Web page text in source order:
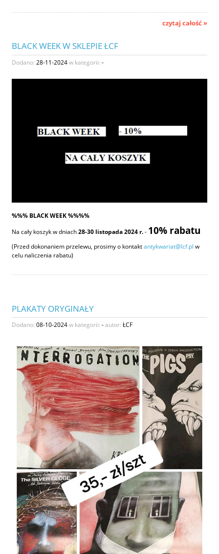
czytaj całość »
BLACK WEEK W SKLEPIE ŁCF
Dodano: 28-11-2024w kategorii: -
%%% BLACK WEEK %%%%
Na cały koszyk w dniach28-30 listopada 2024 r.- 10% rabatu
(Przed dokonaniem przelewu, prosimy o kontaktantykwariat@lcf.pl w
celu naliczenia rabatu)
PLAKATY ORYGINAŁY
Dodano: 08-10-2024w kategorii: -autor: ŁCF